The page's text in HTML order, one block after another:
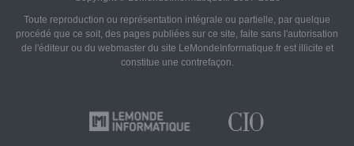
Toute reproduction ou représentation intégrale ou partielle, par quelque
procédé que ce soit, des pages publiées sur ce site, faite sans l'autorisation
de l'éditeur ou du webmaster du site LeMondeInformatique.fr est illicite et
constitue une contrefaçon.